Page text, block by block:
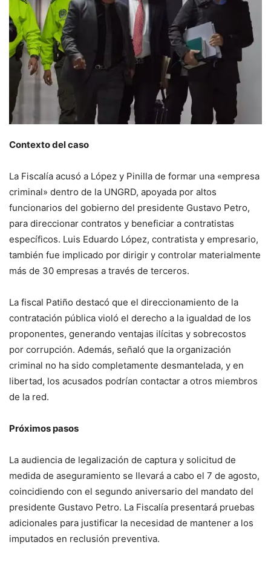
Contexto del caso
La Fiscalía acusó a López y Pinilla de formar una «empresa
criminal» dentro de la UNGRD, apoyada por altos
funcionarios del gobierno del presidente Gustavo Petro,
para direccionar contratos y beneficiar a contratistas
específicos. Luis Eduardo López, contratista y empresario,
también fue implicado por dirigir y controlar materialmente
más de 30 empresas a través de terceros.
La fiscal Patiño destacó que el direccionamiento de la
contratación pública violó el derecho a la igualdad de los
proponentes, generando ventajas ilícitas y sobrecostos
por corrupción. Además, señaló que la organización
criminal no ha sido completamente desmantelada, y en
libertad, los acusados podrían contactar a otros miembros
de la red.
Próximos pasos
La audiencia de legalización de captura y solicitud de
medida de aseguramiento se llevará a cabo el 7 de agosto,
coincidiendo con el segundo aniversario del mandato del
presidente Gustavo Petro. La Fiscalía presentará pruebas
adicionales para justificar la necesidad de mantener a los
imputados en reclusión preventiva.